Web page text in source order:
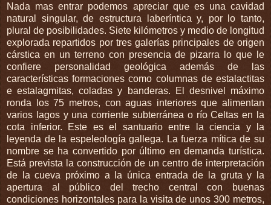
Nada mas entrar podemos apreciar que es una cavidad
natural singular, de estructura laberíntica y, por lo tanto,
plural de posibilidades. Siete kilómetros y medio de longitud
explorada repartidos por tres galerías principales de origen
cárstica en un terreno con presencia de pizarra lo que le
confiere personalidad geológica además de las
características formaciones como columnas de estalactitas
e estalagmitas, coladas y banderas. El desnivel máximo
ronda los 75 metros, con aguas interiores que alimentan
varios lagos y una corriente subterránea o río Celtas en la
cota inferior. Este es el santuario entre la ciencia y la
leyenda de la espeleología gallega. La fuerza mítica de su
nombre se ha convertido por último en demanda turística.
Está prevista la construcción de un centro de interpretación
de la cueva próximo a la única entrada de la gruta y la
apertura al público del trecho central con buenas
condiciones horizontales para la visita de unos 300 metros,